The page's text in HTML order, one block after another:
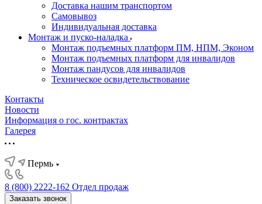
Доставка нашим транспортом
Самовывоз
Индивидуальная доставка
Монтаж и пуско-наладка
Монтаж подъемных платформ ПМ, НПМ, Эконом
Монтаж подъемных платформ для инвалидов
Монтаж пандусов для инвалидов
Техническое освидетельствование
Контакты
Новости
Информация о гос. контрактах
Галерея
Пермь
8 (800) 2222-162 Отдел продаж
Заказать звонок